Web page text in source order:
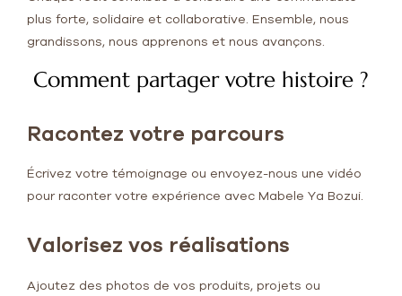
plus forte, solidaire et collaborative. Ensemble, nous
grandissons, nous apprenons et nous avançons.
Comment partager votre histoire ?
Racontez votre parcours
Écrivez votre témoignage ou envoyez-nous une vidéo
pour raconter votre expérience avec Mabele Ya Bozui.
Valorisez vos réalisations
Ajoutez des photos de vos produits, projets ou